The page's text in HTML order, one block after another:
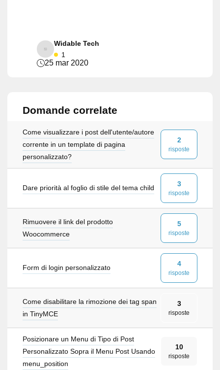
Widable Tech
1
25 mar 2020
Domande correlate
Come visualizzare i post dell'utente/autore
corrente in un template di pagina
personalizzato?
2
risposte
Dare priorità al foglio di stile del tema child
3
risposte
Rimuovere il link del prodotto
Woocommerce
5
risposte
Form di login personalizzato
4
risposte
Come disabilitare la rimozione dei tag span
in TinyMCE
3
risposte
Posizionare un Menu di Tipo di Post
Personalizzato Sopra il Menu Post Usando
menu_position
10
risposte